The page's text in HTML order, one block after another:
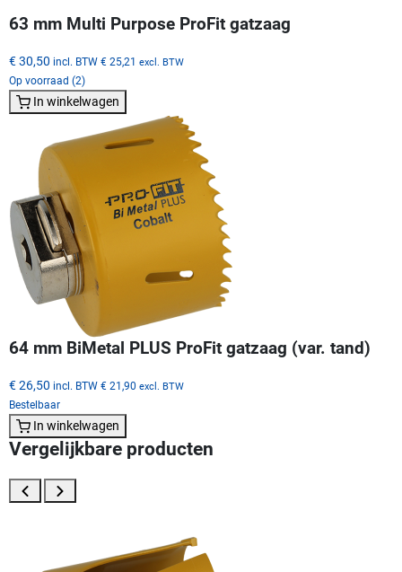
63 mm Multi Purpose ProFit gatzaag
€ 30,50 incl. BTW € 25,21 excl. BTW
Op voorraad (2)
In winkelwagen
64 mm BiMetal PLUS ProFit gatzaag (var. tand)
€ 26,50 incl. BTW € 21,90 excl. BTW
Bestelbaar
In winkelwagen
Vergelijkbare producten